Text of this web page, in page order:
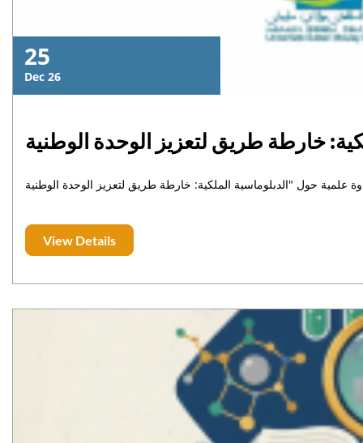
25
Dec 26
خارطة طريق لتعزيز الوحدة الوطنية
View Details